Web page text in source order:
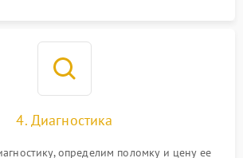
4. Диагностика
определим поломку и цену ее